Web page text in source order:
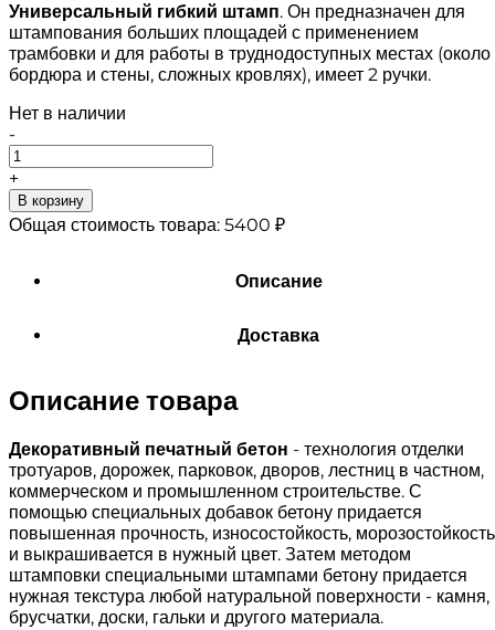
Универсальный гибкий штамп. Он предназначен для
штампования больших площадей с применением
трамбовки и для работы в труднодоступных местах (около
бордюра и стены, сложных кровлях), имеет 2 ручки.
Нет в наличии
-
+
В корзину
Общая стоимость товара: 5400 ₽
Описание
Доставка
Описание товара
Декоративный печатный бетон - технология отделки
тротуаров, дорожек, парковок, дворов, лестниц в частном,
коммерческом и промышленном строительстве. С
помощью специальных добавок бетону придается
повышенная прочность, износостойкость, морозостойкость
и выкрашивается в нужный цвет. Затем методом
штамповки специальными штампами бетону придается
нужная текстура любой натуральной поверхности - камня,
брусчатки, доски, гальки и другого материала.